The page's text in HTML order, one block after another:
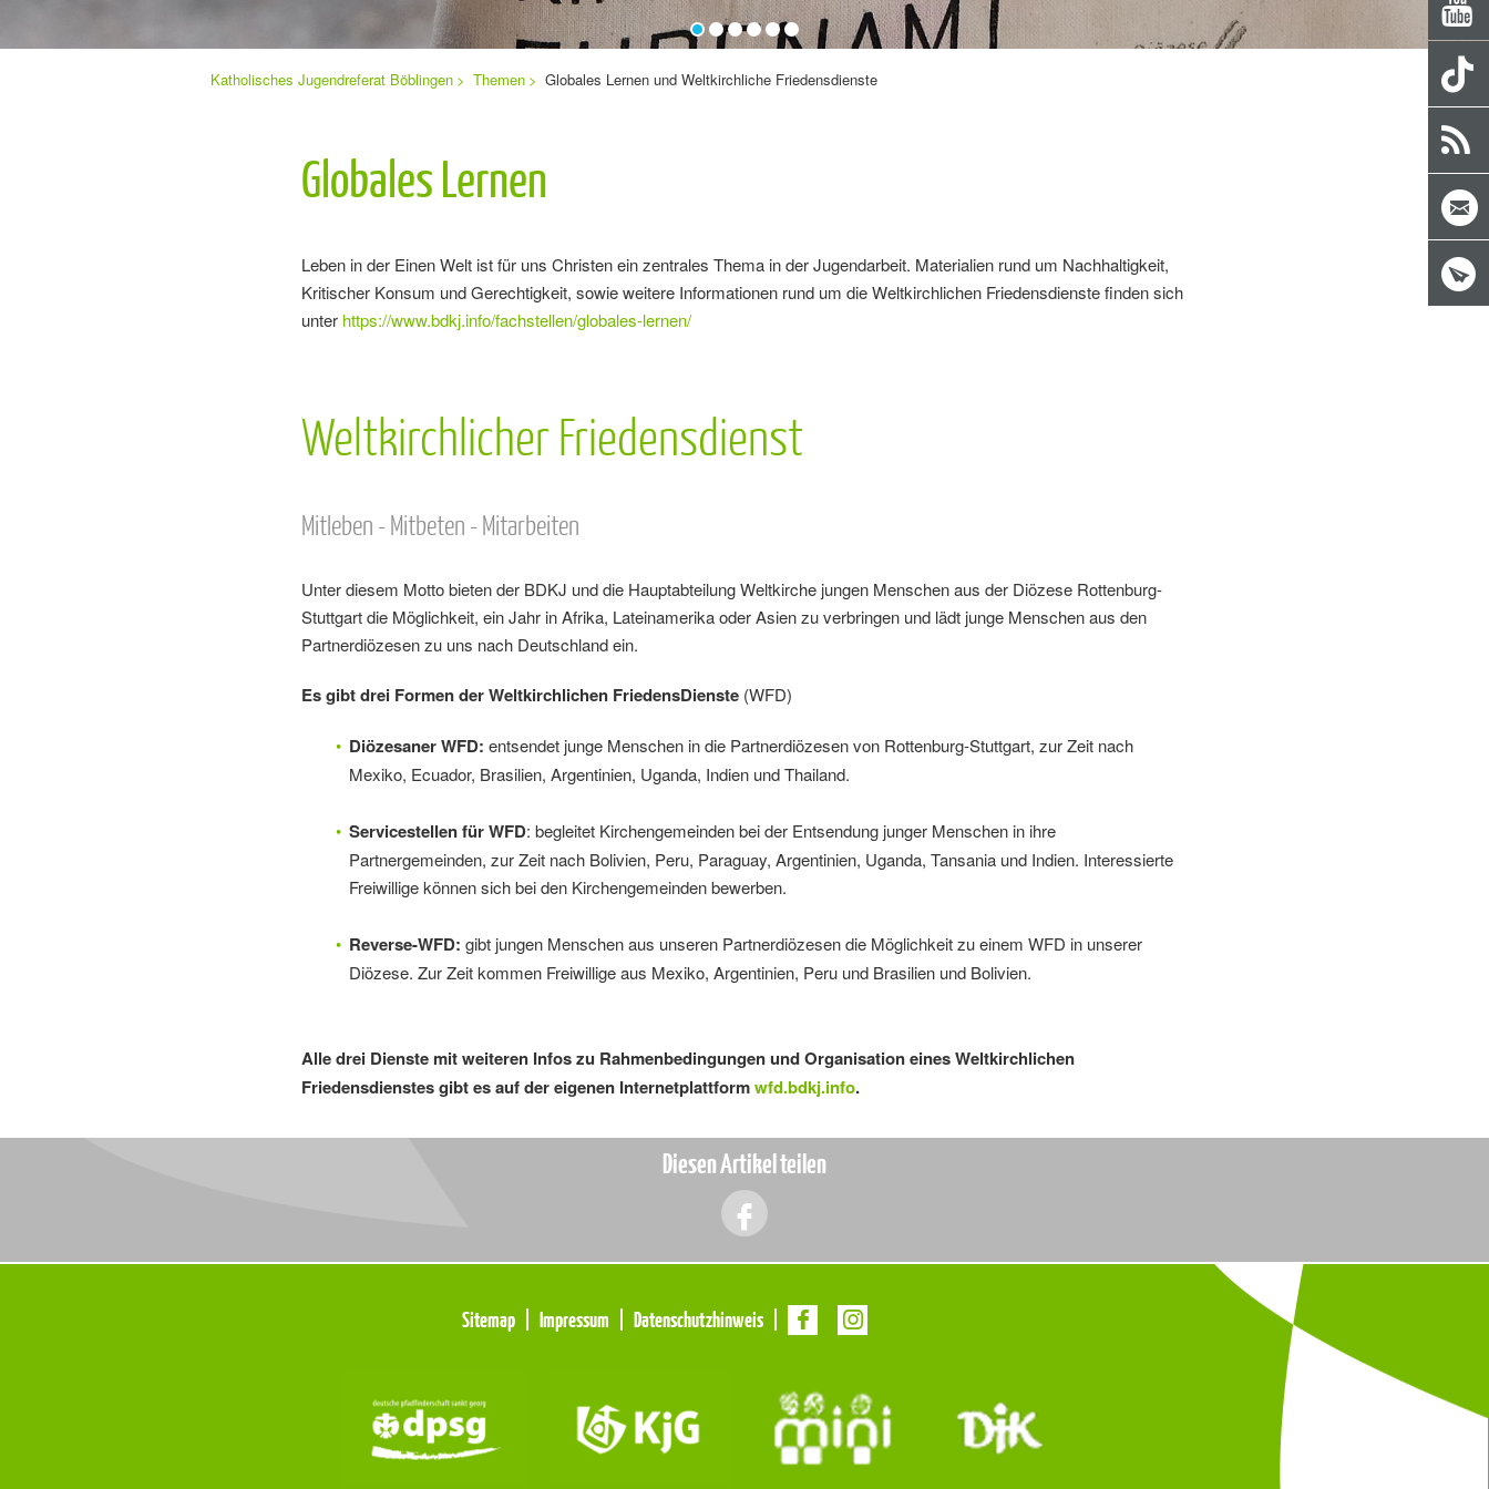
Sie
Navigation
Katholisches Jugendreferat Böblingen Themen Globales Lernen und Weltkirchliche Friedensdienste
Globales Lernen
Leben in der Einen Welt ist für uns Christen ein zentrales Thema in der Jugendarbeit. Materialien rund um Nachhaltigkeit,
Kritischer Konsum und Gerechtigkeit, sowie weitere Informationen rund um die Weltkirchlichen Friedensdienste finden sich
unter https://www.bdkj.info/fachstellen/globales-lernen/
Weltkirchlicher Friedensdienst
Mitleben - Mitbeten - Mitarbeiten
Unter diesem Motto bieten der BDKJ und die Hauptabteilung Weltkirche jungen Menschen aus der Diözese Rottenburg-
Stuttgart die Möglichkeit, ein Jahr in Afrika, Lateinamerika oder Asien zu verbringen und lädt junge Menschen aus den
Partnerdiözesen zu uns nach Deutschland ein.
Es gibt drei Formen der Weltkirchlichen FriedensDienste (WFD)
Diözesaner WFD: entsendet junge Menschen in die Partnerdiözesen von Rottenburg-Stuttgart, zur Zeit nach
Mexiko, Ecuador, Brasilien, Argentinien, Uganda, Indien und Thailand.
Servicestellen für WFD: begleitet Kirchengemeinden bei der Entsendung junger Menschen in ihre
Partnergemeinden, zur Zeit nach Bolivien, Peru, Paraguay, Argentinien, Uganda, Tansania und Indien. Interessierte
Freiwillige können sich bei den Kirchengemeinden bewerben.
Reverse-WFD: gibt jungen Menschen aus unseren Partnerdiözesen die Möglichkeit zu einem WFD in unserer
Diözese. Zur Zeit kommen Freiwillige aus Mexiko, Argentinien, Peru und Brasilien und Bolivien.
Alle drei Dienste mit weiteren Infos zu Rahmenbedingungen und Organisation eines Weltkirchlichen
Friedensdienstes gibt es auf der eigenen Internetplattformwfd.bdkj.info.
Diesen Artikel teilen
Sitemap Impressum Datenschutzhinweis